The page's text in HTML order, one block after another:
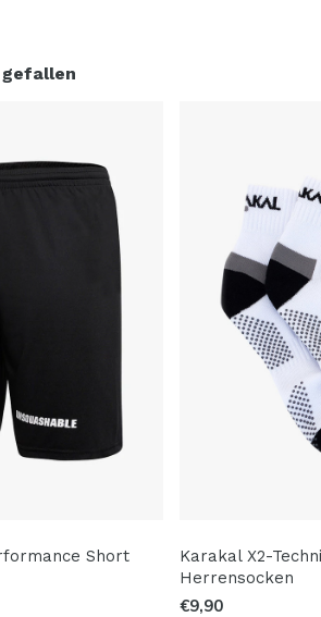
Short
Karakal X2-
Herrensocken
€9,90